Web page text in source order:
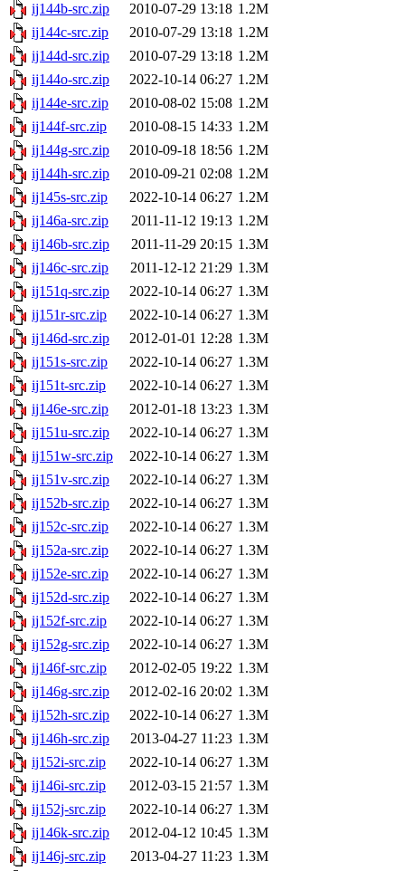
ij144b-src.zip
2010-07-29 13:18 1.2M
ij144c-src.zip
2010-07-29 13:18 1.2M
ij144d-src.zip
2010-07-29 13:18 1.2M
ij144o-src.zip
2022-10-14 06:27 1.2M
ij144e-src.zip
2010-08-02 15:08 1.2M
ij144f-src.zip
2010-08-15 14:33 1.2M
ij144g-src.zip
2010-09-18 18:56 1.2M
ij144h-src.zip
2010-09-21 02:08 1.2M
ij145s-src.zip
2022-10-14 06:27 1.2M
ij146a-src.zip
2011-11-12 19:13 1.2M
ij146b-src.zip
2011-11-29 20:15 1.3M
ij146c-src.zip
2011-12-12 21:29 1.3M
ij151q-src.zip
2022-10-14 06:27 1.3M
ij151r-src.zip
2022-10-14 06:27 1.3M
ij146d-src.zip
2012-01-01 12:28 1.3M
ij151s-src.zip
2022-10-14 06:27 1.3M
ij151t-src.zip
2022-10-14 06:27 1.3M
ij146e-src.zip
2012-01-18 13:23 1.3M
ij151u-src.zip
2022-10-14 06:27 1.3M
ij151w-src.zip
2022-10-14 06:27 1.3M
ij151v-src.zip
2022-10-14 06:27 1.3M
ij152b-src.zip
2022-10-14 06:27 1.3M
ij152c-src.zip
2022-10-14 06:27 1.3M
ij152a-src.zip
2022-10-14 06:27 1.3M
ij152e-src.zip
2022-10-14 06:27 1.3M
ij152d-src.zip
2022-10-14 06:27 1.3M
ij152f-src.zip
2022-10-14 06:27 1.3M
ij152g-src.zip
2022-10-14 06:27 1.3M
ij146f-src.zip
2012-02-05 19:22 1.3M
ij146g-src.zip
2012-02-16 20:02 1.3M
ij152h-src.zip
2022-10-14 06:27 1.3M
ij146h-src.zip
2013-04-27 11:23 1.3M
ij152i-src.zip
2022-10-14 06:27 1.3M
ij146i-src.zip
2012-03-15 21:57 1.3M
ij152j-src.zip
2022-10-14 06:27 1.3M
ij146k-src.zip
2012-04-12 10:45 1.3M
ij146j-src.zip
2013-04-27 11:23 1.3M